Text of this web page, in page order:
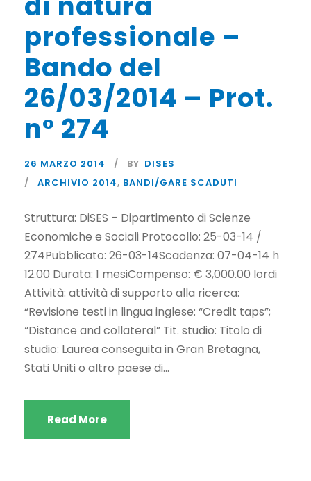
professionale –
Bando del
26/03/2014 – Prot.
n° 274
26 MARZO 2014 BY DISES
ARCHIVIO 2014, BANDI/GARE SCADUTI
Struttura: DiSES – Dipartimento di Scienze
Economiche e Sociali Protocollo: 25-03-14 /
274Pubblicato: 26-03-14Scadenza: 07-04-14 h
12.00 Durata: 1 mesiCompenso: € 3,000.00 lordi
Attività: attività di supporto alla ricerca:
“Revisione testi in lingua inglese: “Credit taps”;
“Distance and collateral” Tit. studio: Titolo di
studio: Laurea conseguita in Gran Bretagna,
Stati Uniti o altro paese di...
Read More